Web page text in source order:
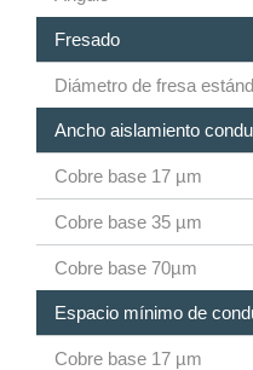
Fresado
Diámetro de fresa
Ancho aislamiento
Cobre base 17 µm
Cobre base 35 µm
Cobre base 70µm
Espacio mínimo de
Cobre base 17 µm